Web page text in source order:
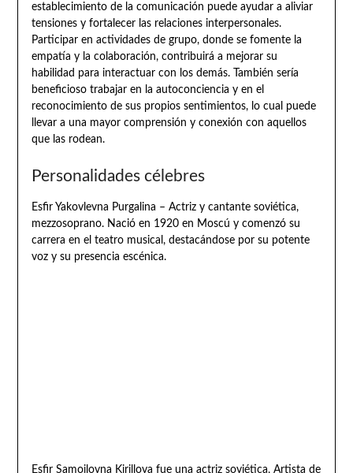
establecimiento de la comunicación puede ayudar a aliviar
tensiones y fortalecer las relaciones interpersonales.
Participar en actividades de grupo, donde se fomente la
empatía y la colaboración, contribuirá a mejorar su
habilidad para interactuar con los demás. También sería
beneficioso trabajar en la autoconciencia y en el
reconocimiento de sus propios sentimientos, lo cual puede
llevar a una mayor comprensión y conexión con aquellos
que las rodean.
Personalidades célebres
Esfir Yakovlevna Purgalina – Actriz y cantante soviética,
mezzosoprano. Nació en 1920 en Moscú y comenzó su
carrera en el teatro musical, destacándose por su potente
voz y su presencia escénica.
Esfir Samoilovna Kirillova fue una actriz soviética, Artista de